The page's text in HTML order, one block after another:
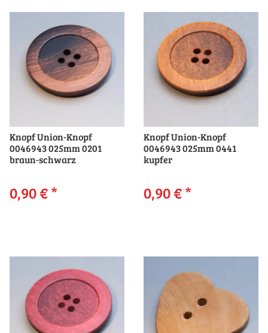
Knopf Union-Knopf
0046943 025mm 0201
braun-schwarz
0,90 €*
Knopf Union-Knopf
0046943 025mm 0441
kupfer
0,90 €*